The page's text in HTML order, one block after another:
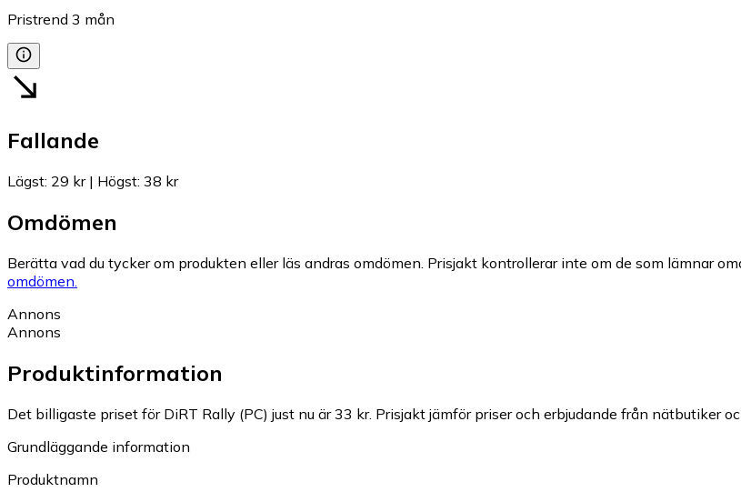
Pristrend 3 mån
Fallande
Lägst: 29 kr| Högst: 38 kr
Omdömen
Berätta vad du tycker om produkten eller läs andras omdömen. Prisjakt kontrollerar inte om de som lämnar
omdömen.
Annons
Annons
Produktinformation
Det billigaste priset för DiRT Rally (PC) just nu är 33 kr. Prisjakt jämför priser och erbjudande från nätbutiker
Grundläggande information
Produktnamn